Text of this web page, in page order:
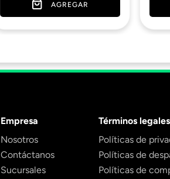
AGREGAR
Empresa
Nosotros
Contáctanos
Sucursales
Términos legales
Políticas de
Políticas de
Políticas de